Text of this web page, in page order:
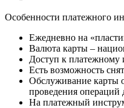
Особенности платежного
Ежедневно на
Валюта карты –
Доступ к платежному
Есть возможность
Обслуживание карты
проведения
На платежный